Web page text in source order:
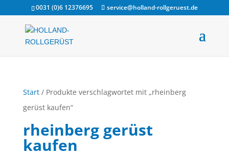
0031 (0)6 12376695 service@holland-rollgeruest.de
Start/ Produkte verschlagwortet mit „rheinberg
gerüst kaufen“
rheinberg gerüst
kaufen